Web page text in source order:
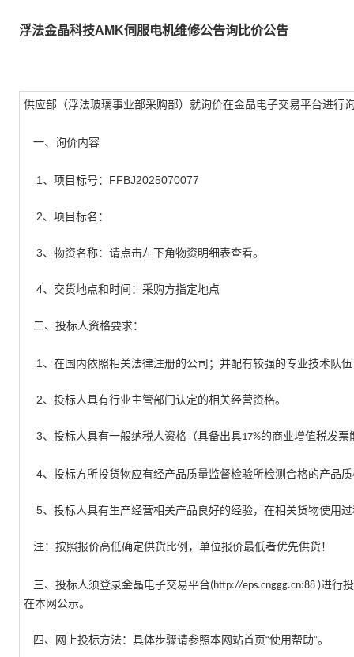
浮法金晶科技AMK伺服电机维修公告询比价公告
供应部（浮法玻璃事业部采购部）就询价在金晶电子交易平台进行
一、询价内容
1 、项目标号： FFBJ2025070077
2、项目标名：
3、物资名称：请点击左下角物资明细表查看。
4、交货地点和时间：采购方指定地点
二、投标人资格要求：
1 、在国内依照相关法律注册的公司；并配有较强的专业技术队
2、投标人具有行业主管部门认定的相关经营资格。
3、投标人具有一般纳税人资格（具备出具17%的商业增值税发票
4、投标方所投货物应有经产品质量监督检验所检测合格的产品
5、投标人具有生产经营相关产品良好的经验，在相关货物使用
注：按照报价高低确定供货比例，单位报价最低者优先供货！
三、投标人须登录金晶电子交易平台(http://eps.cnggg.cn:88 )进行
在本网公示。
四、网上投标方法：具体步骤请参照本网站首页“使用帮助”。